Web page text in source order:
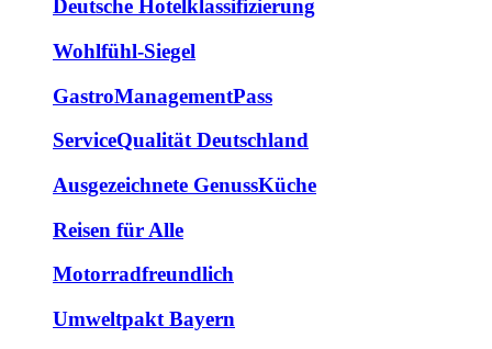
Deutsche Hotelklassifizierung
Wohlfühl-Siegel
GastroManagementPass
ServiceQualität Deutschland
Ausgezeichnete GenussKüche
Reisen für Alle
Motorradfreundlich
Umweltpakt Bayern